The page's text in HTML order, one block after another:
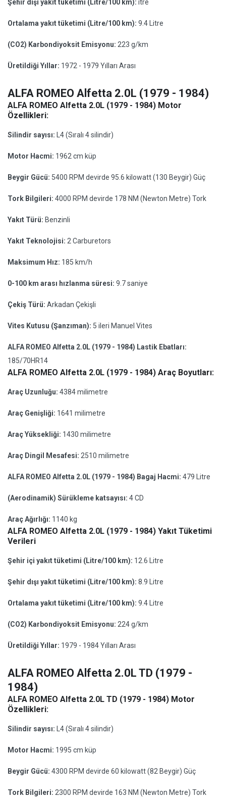
Şehir dışı yakıt tüketimi (Litre/100 km): itre
Ortalama yakıt tüketimi (Litre/100 km): 9.4 Litre
(CO2) Karbondiyoksit Emisyonu: 223 g/km
Üretildiği Yıllar: 1972 - 1979 Yılları Arası
ALFA ROMEO Alfetta 2.0L (1979 - 1984)
ALFA ROMEO Alfetta 2.0L (1979 - 1984) Motor
Özellikleri:
Silindir sayısı: L4 (Sıralı 4 silindir)
Motor Hacmi: 1962 cm küp
Beygir Gücü: 5400 RPM devirde 95.6 kilowatt (130 Beygir) Güç
Tork Bilgileri: 4000 RPM devirde 178 NM (Newton Metre) Tork
Yakıt Türü: Benzinli
Yakıt Teknolojisi: 2 Carburetors
Maksimum Hız: 185 km/h
0-100 km arası hızlanma süresi: 9.7 saniye
Çekiş Türü: Arkadan Çekişli
Vites Kutusu (Şanzıman): 5 ileri Manuel Vites
ALFA ROMEO Alfetta 2.0L (1979 - 1984) Lastik Ebatları:
185/70HR14
ALFA ROMEO Alfetta 2.0L (1979 - 1984) Araç Boyutları:
Araç Uzunluğu: 4384 milimetre
Araç Genişliği: 1641 milimetre
Araç Yüksekliği: 1430 milimetre
Araç Dingil Mesafesi: 2510 milimetre
ALFA ROMEO Alfetta 2.0L (1979 - 1984) Bagaj Hacmi: 479 Litre
(Aerodinamik) Sürükleme katsayısı: 4 CD
Araç Ağırlığı: 1140 kg
ALFA ROMEO Alfetta 2.0L (1979 - 1984) Yakıt Tüketimi
Verileri
Şehir içi yakıt tüketimi (Litre/100 km): 12.6 Litre
Şehir dışı yakıt tüketimi (Litre/100 km): 8.9 Litre
Ortalama yakıt tüketimi (Litre/100 km): 9.4 Litre
(CO2) Karbondiyoksit Emisyonu: 224 g/km
Üretildiği Yıllar: 1979 - 1984 Yılları Arası
ALFA ROMEO Alfetta 2.0L TD (1979 -
1984)
ALFA ROMEO Alfetta 2.0L TD (1979 - 1984) Motor
Özellikleri:
Silindir sayısı: L4 (Sıralı 4 silindir)
Motor Hacmi: 1995 cm küp
Beygir Gücü: 4300 RPM devirde 60 kilowatt (82 Beygir) Güç
Tork Bilgileri: 2300 RPM devirde 163 NM (Newton Metre) Tork